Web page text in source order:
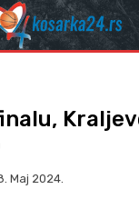
Мај 2024.